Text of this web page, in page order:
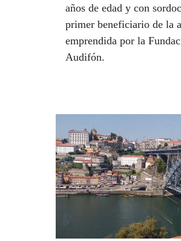
años de edad y con
primer beneficiario de la
emprendida por la
Audifón.